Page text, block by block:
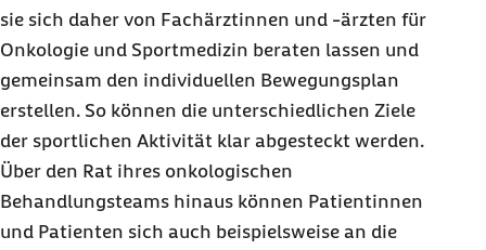
sie sich daher von Fachärztinnen und -ärzten für
Onkologie und Sportmedizin beraten lassen und
gemeinsam den individuellen Bewegungsplan
erstellen. So können die unterschiedlichen Ziele
der sportlichen Aktivität klar abgesteckt werden.
Über den Rat ihres onkologischen
Behandlungsteams hinaus können Patientinnen
und Patienten sich auch beispielsweise an die